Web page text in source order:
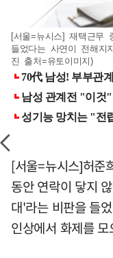
[서울=뉴시스] 재택근무
들었다는 사연이 전해지
진 출처=유토이미지)
[서울=뉴시스]허준
동안 연락이 닿지
대'라는 비판을 들
인상에서 화제를